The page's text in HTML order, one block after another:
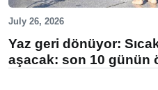
July 26, 2026
Yaz geri dönüyor:
aşacak: son 10 günün